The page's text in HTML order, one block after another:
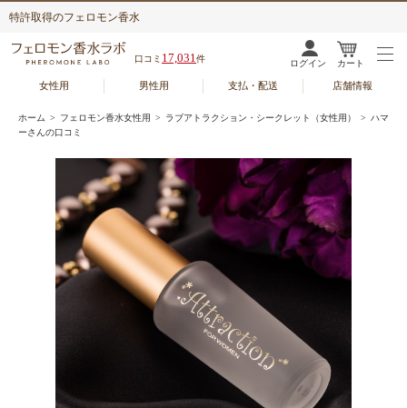
特許取得のフェロモン香水
口コミ 17,031件 ログイン カート
女性用 男性用 支払・配送 店舗情報
ホーム > フェロモン香水女性用 > ラブアトラクション・シークレット（女性用）
> ハマ
ーさんの口コミ